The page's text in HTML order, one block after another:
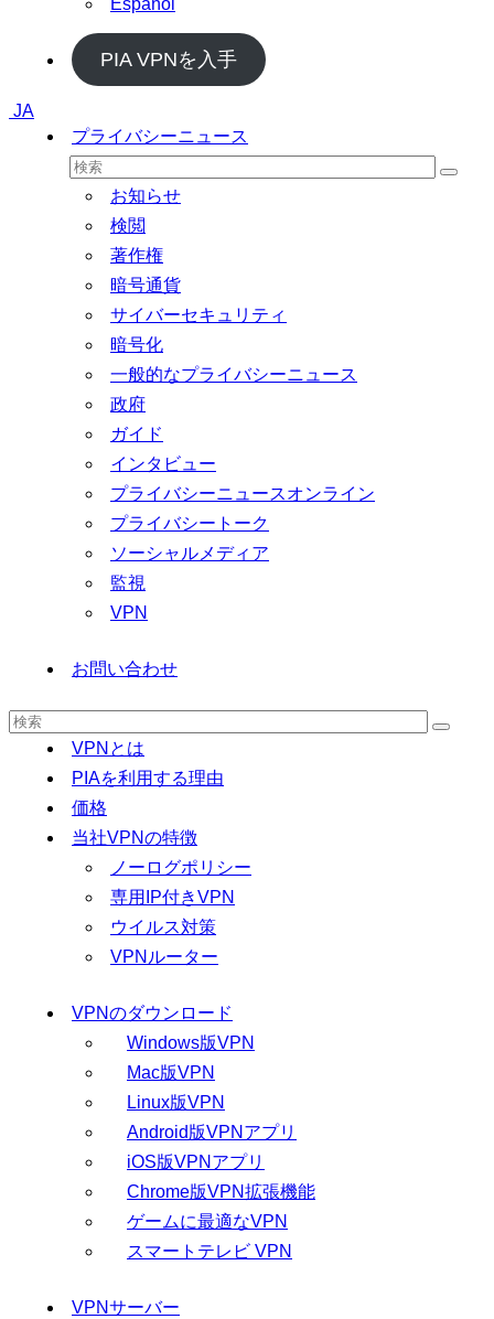
Español
PIA VPNを入手
JA
プライバシーニュース
お知らせ
検閲
著作権
暗号通貨
サイバーセキュリティ
暗号化
一般的なプライバシーニュース
政府
ガイド
インタビュー
プライバシーニュースオンライン
プライバシートーク
ソーシャルメディア
監視
VPN
お問い合わせ
VPNとは
PIAを利用する理由
価格
当社VPNの特徴
ノーログポリシー
専用IP付きVPN
ウイルス対策
VPNルーター
VPNのダウンロード
Windows版VPN
Mac版VPN
Linux版VPN
Android版VPNアプリ
iOS版VPNアプリ
Chrome版VPN拡張機能
ゲームに最適なVPN
スマートテレビ VPN
VPNサーバー